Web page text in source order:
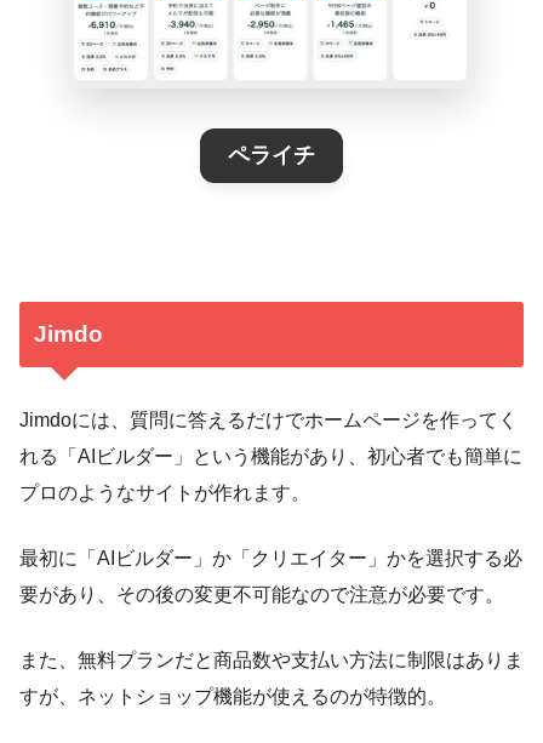
ペライチ
Jimdo
Jimdoには、質問に答えるだけでホームページを作ってく
れる「AIビルダー」という機能があり、初心者でも簡単に
プロのようなサイトが作れます。
最初に「AIビルダー」か「クリエイター」かを選択する必
要があり、その後の変更不可能なので注意が必要です。
また、無料プランだと商品数や支払い方法に制限はありま
すが、ネットショップ機能が使えるのが特徴的。